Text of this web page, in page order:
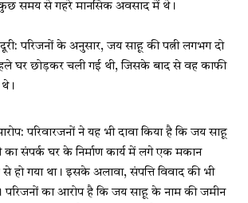
समय से गहरे मानसिक अवसाद में थे।
दूरी: परिजनों के अनुसार, जय साहू की पत्नी लगभग दो
घर छोड़कर चली गई थी, जिसके बाद से वह काफी
थे।
परिवारजनों ने यह भी दावा किया है कि जय साहू
का संपर्क घर के निर्माण कार्य में लगे एक मकान
हो गया था। इसके अलावा, संपत्ति विवाद की भी
परिजनों का आरोप है कि जय साहू के नाम की जमीन